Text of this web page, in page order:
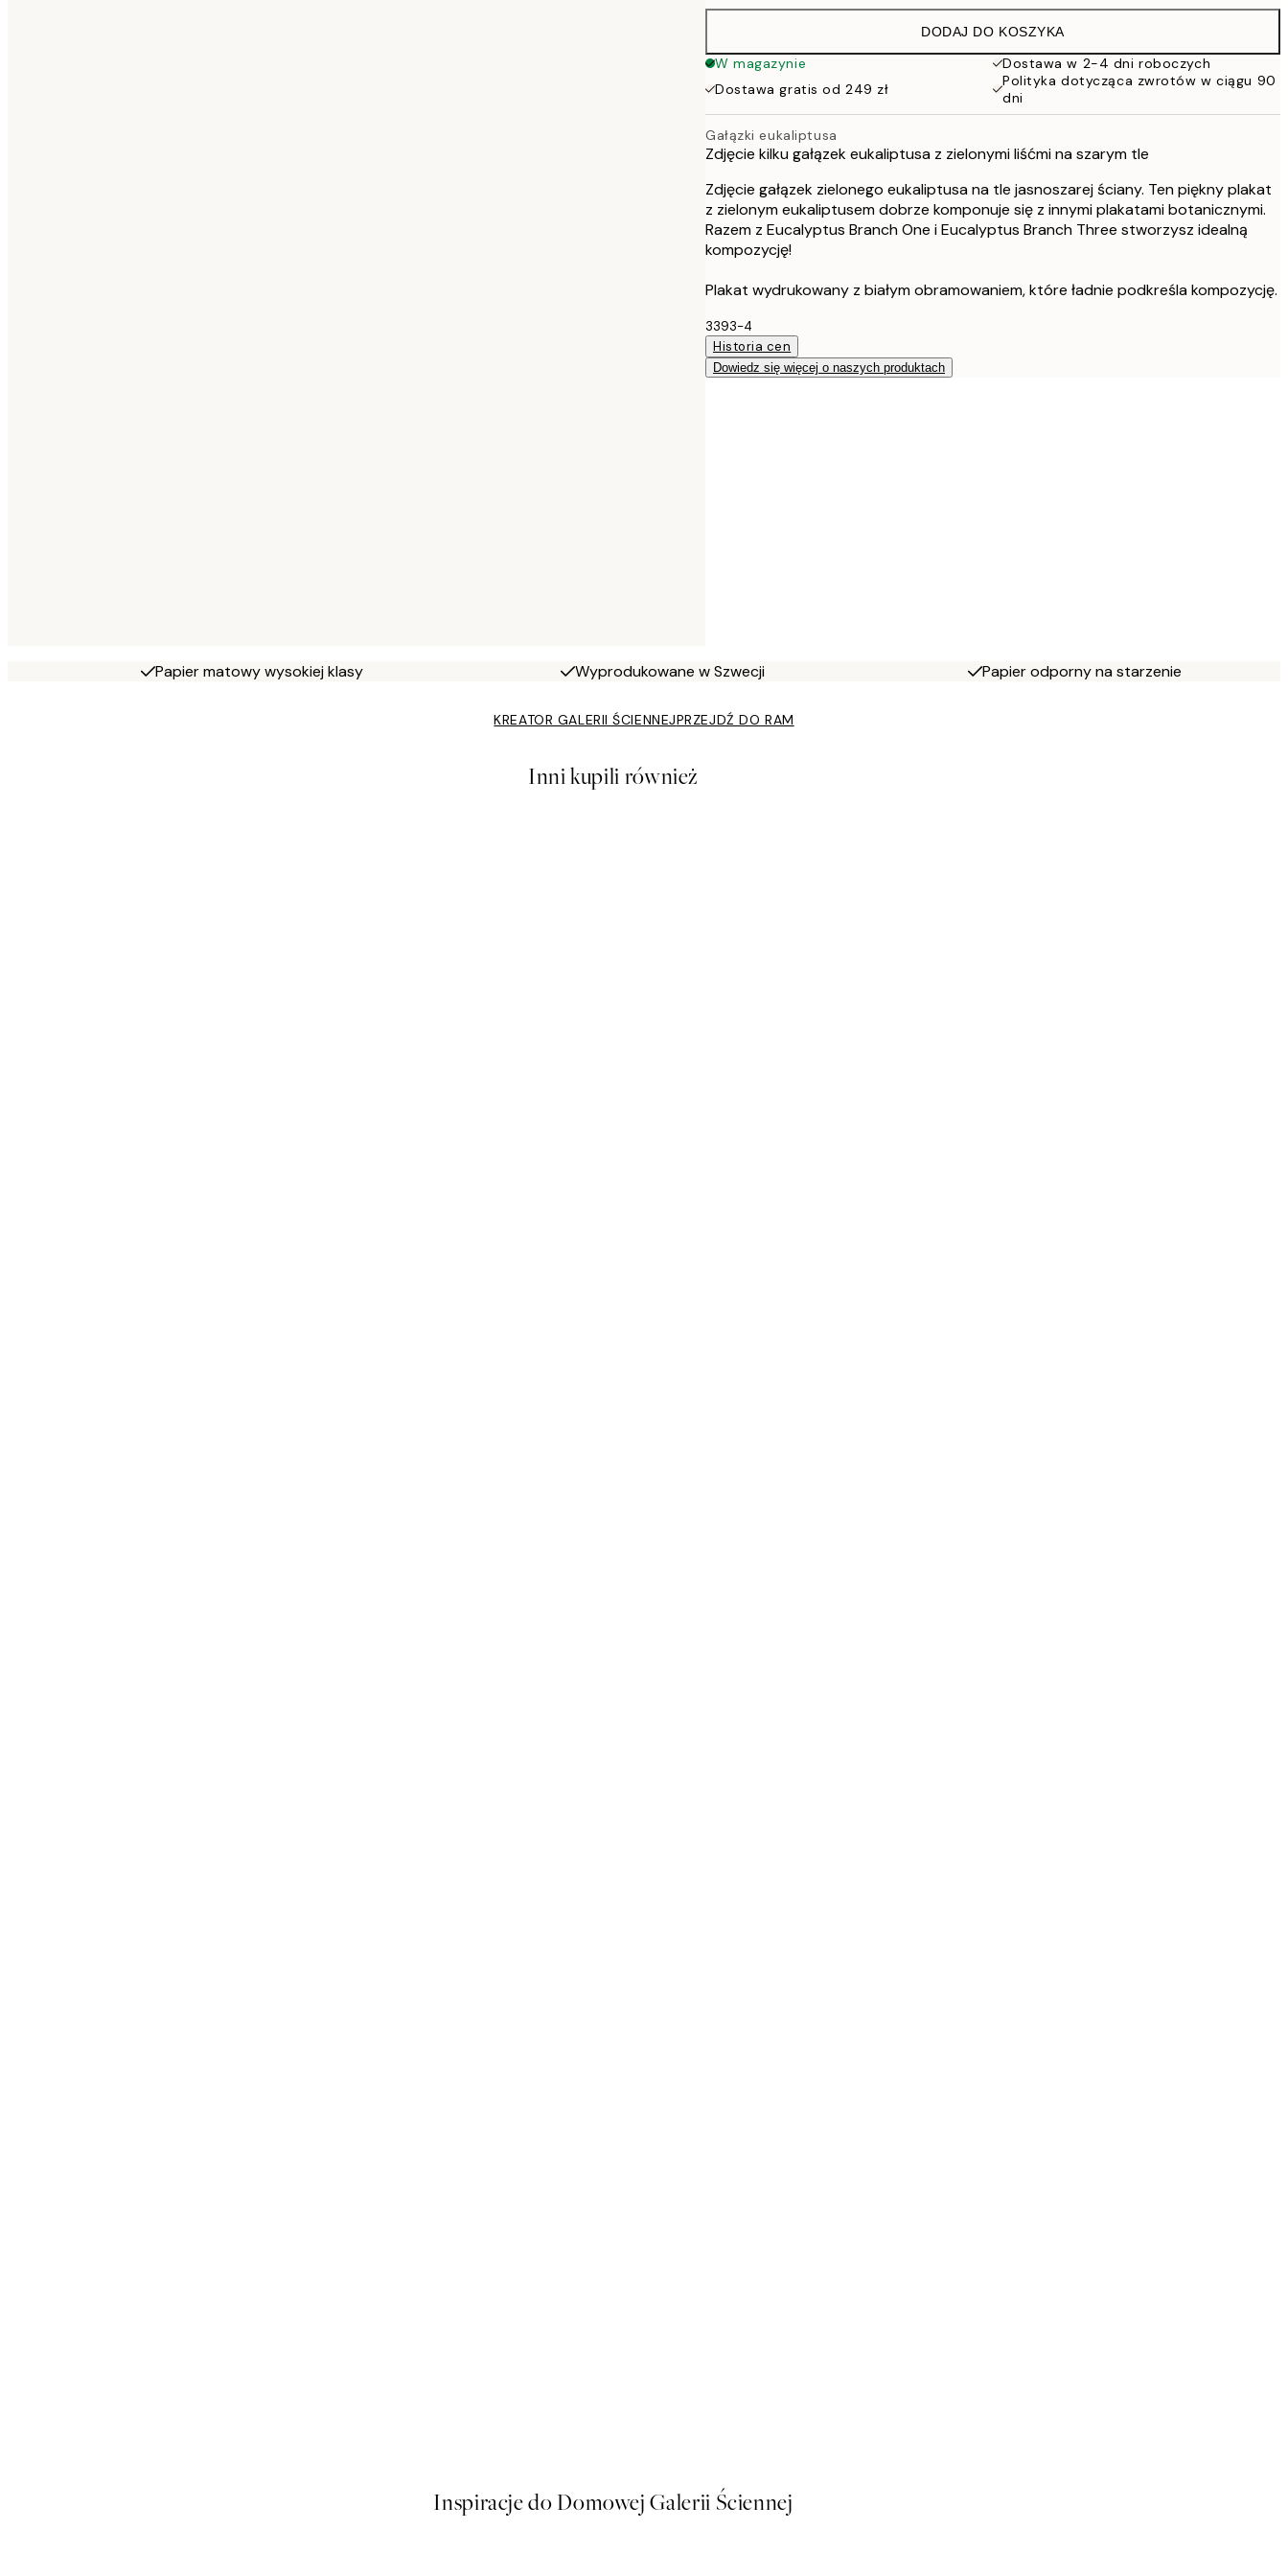
86 zł
152 zł
DODAJ DO KOSZYKA
W magazynie
Dostawa w 2-4 dni roboczych
Dostawa gratis od 249 zł
Polityka dotycząca zwrotów w ciągu 90
dni
Gałązki eukaliptusa
Zdjęcie kilku gałązek eukaliptusa z zielonymi liśćmi na szarym tle
Zdjęcie gałązek zielonego eukaliptusa na tle jasnoszarej ściany. Ten piękny plakat
z zielonym eukaliptusem dobrze komponuje się z innymi plakatami botanicznymi.
Razem z Eucalyptus Branch One i Eucalyptus Branch Three stworzysz idealną
kompozycję!
Plakat wydrukowany z białym obramowaniem, które ładnie podkreśla kompozycję.
3393-4
Historia cen
Dowiedz się więcej o naszych produktach
Papier matowy wysokiej klasy Wyprodukowane w Szwecji Papier odporny na starzenie
KREATOR GALERII ŚCIENNEJPRZEJDŹ DO RAM
Inni kupili również
Inspiracje do Domowej Galerii Ściennej